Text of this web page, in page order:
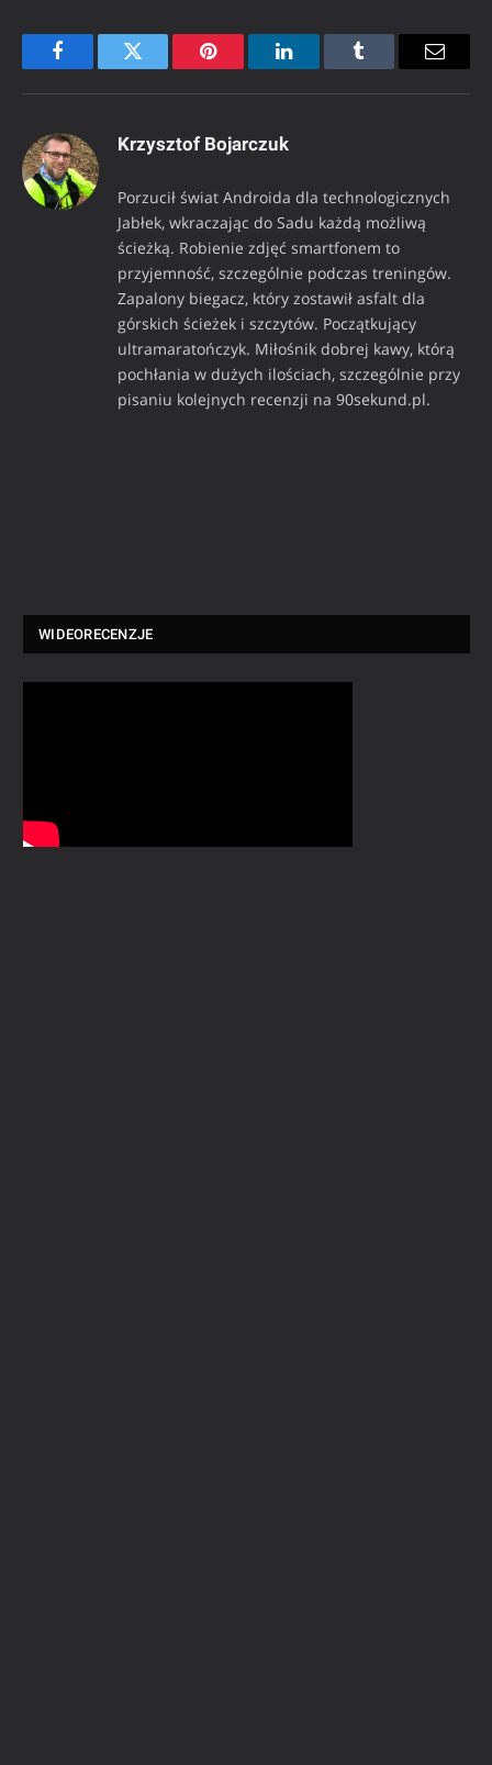
FacebookTwitter Pinterest LinkedInTumblr Email
Krzysztof Bojarczuk
Porzucił świat Androida dla technologicznych
Jabłek, wkraczając do Sadu każdą możliwą
ścieżką. Robienie zdjęć smartfonem to
przyjemność, szczególnie podczas treningów.
Zapalony biegacz, który zostawił asfalt dla
górskich ścieżek i szczytów. Początkujący
ultramaratończyk. Miłośnik dobrej kawy, którą
pochłania w dużych ilościach, szczególnie przy
pisaniu kolejnych recenzji na 90sekund.pl.
WIDEORECENZJE